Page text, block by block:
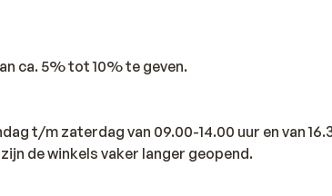
ca. 5% tot 10% te geven.
t/m zaterdag van 09.00-14.00 uur en van
de winkels vaker langer geopend.